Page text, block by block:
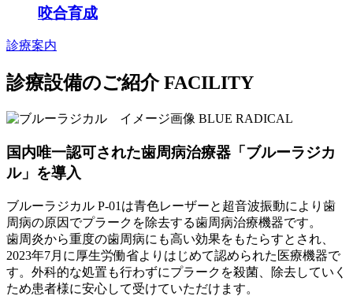
咬合育成
診療案内
診療設備のご紹介 FACILITY
BLUE RADICAL
国内唯一認可された歯周病治療器 「ブルーラジカ
ル」を導入
ブルーラジカル P-01は青色レーザーと超音波振動により歯
周病の原因でプラークを除去する歯周病治療機器です。
歯周炎から重度の歯周病にも高い効果をもたらすとされ、
2023年7月に厚生労働省よりはじめて認められた医療機器で
す。外科的な処置も行わずにプラークを殺菌、除去していく
ため患者様に安心して受けていただけます。